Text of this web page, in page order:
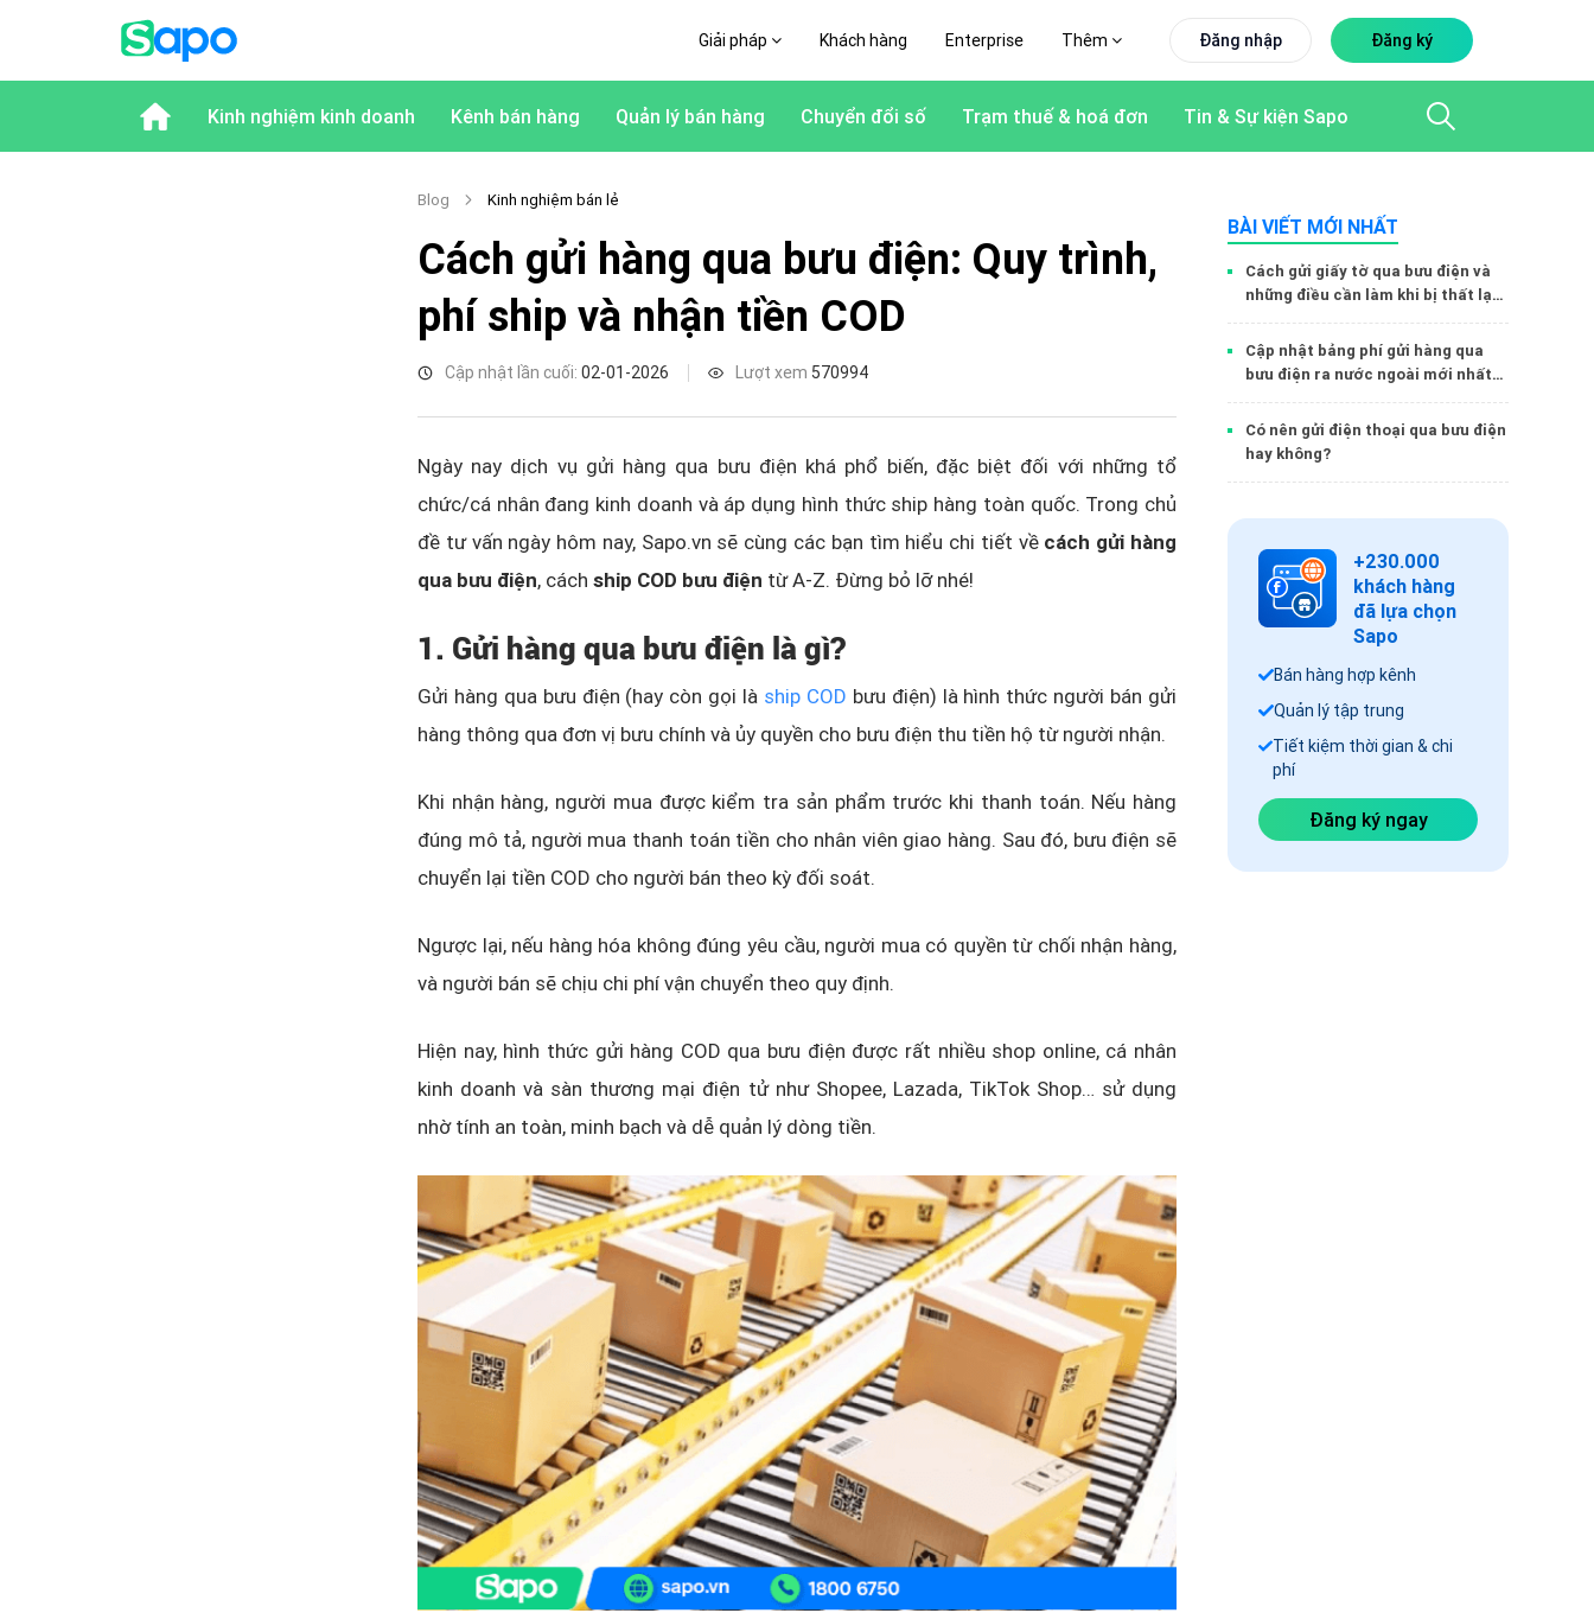
Giải pháp Khách hàng Enterprise Thêm Đăng nhập Đăng ký
Kinh nghiệm kinh doanh Kênh bán hàng Quản lý bán hàng Chuyển đổi số Trạm thuế & hoá đơn Tin & Sự kiện Sapo
BÀI VIẾT MỚI NHẤT
Cách gửi giấy tờ qua bưu điện và
những điều cần làm khi bị thất lạc
đơn hàng
Cập nhật bảng phí gửi hàng qua
bưu điện ra nước ngoài mới nhất
2022
Có nên gửi điện thoại qua bưu điện
hay không?
+230.000
khách hàng
đã lựa chọn
Sapo
Bán hàng hợp kênh
Quản lý tập trung
Tiết kiệm thời gian & chi
phí
Đăng ký ngay
Blog Kinh nghiệm bán lẻ
Cách gửi hàng qua bưu điện: Quy trình,
phí ship và nhận tiền COD
Cập nhật lần cuối: 02-01-2026 Lượt xem 570994
Ngày nay dịch vụ gửi hàng qua bưu điện khá phổ biến, đặc biệt đối với những tổ
chức/cá nhân đang kinh doanh và áp dụng hình thức ship hàng toàn quốc. Trong chủ
đề tư vấn ngày hôm nay, Sapo.vn sẽ cùng các bạn tìm hiểu chi tiết về cách gửi hàng
qua bưu điện, cách ship COD bưu điện từ A-Z. Đừng bỏ lỡ nhé!
1. Gửi hàng qua bưu điện là gì?
Gửi hàng qua bưu điện (hay còn gọi là ship COD bưu điện) là hình thức người bán gửi
hàng thông qua đơn vị bưu chính và ủy quyền cho bưu điện thu tiền hộ từ người nhận.
Khi nhận hàng, người mua được kiểm tra sản phẩm trước khi thanh toán. Nếu hàng
đúng mô tả, người mua thanh toán tiền cho nhân viên giao hàng. Sau đó, bưu điện sẽ
chuyển lại tiền COD cho người bán theo kỳ đối soát.
Ngược lại, nếu hàng hóa không đúng yêu cầu, người mua có quyền từ chối nhận hàng,
và người bán sẽ chịu chi phí vận chuyển theo quy định.
Hiện nay, hình thức gửi hàng COD qua bưu điện được rất nhiều shop online, cá nhân
kinh doanh và sàn thương mại điện tử như Shopee, Lazada, TikTok Shop… sử dụng
nhờ tính an toàn, minh bạch và dễ quản lý dòng tiền.